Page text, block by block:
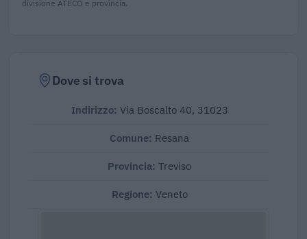
divisione ATECO e provincia.
Dove si trova
Indirizzo: Via Boscalto 40, 31023
Comune: Resana
Provincia: Treviso
Regione: Veneto